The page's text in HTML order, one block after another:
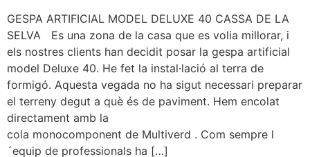
GESPA ARTIFICIAL MODEL DELUXE 40 CASSA DE LA
SELVA Es una zona de la casa que es volia millorar, i
els nostres clients han decidit posar la gespa artificial
model Deluxe 40. He fet la instal·lació al terra de
formigó. Aquesta vegada no ha sigut necessari preparar
el terreny degut a què és de paviment. Hem encolat
directament amb la
cola monocomponent de Multiverd . Com sempre l
´equip de professionals ha […]